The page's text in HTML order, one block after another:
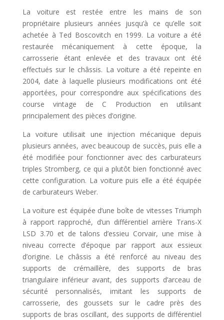
La voiture est restée entre les mains de son
propriétaire plusieurs années jusqu’à ce qu’elle soit
achetée à Ted Boscovitch en 1999. La voiture a été
restaurée mécaniquement à cette époque, la
carrosserie étant enlevée et des travaux ont été
effectués sur le châssis. La voiture a été repeinte en
2004, date à laquelle plusieurs modifications ont été
apportées, pour correspondre aux spécifications des
course vintage de C Production en utilisant
principalement des pièces d’origine.
La voiture utilisait une injection mécanique depuis
plusieurs années, avec beaucoup de succès, puis elle a
été modifiée pour fonctionner avec des carburateurs
triples Stromberg, ce qui a plutôt bien fonctionné avec
cette configuration. La voiture puis elle a été équipée
de carburateurs Weber.
La voiture est équipée d’une boîte de vitesses Triumph
à rapport rapproché, d’un différentiel arrière Trans-X
LSD 3.70 et de talons d’essieu Corvair, une mise à
niveau correcte d’époque par rapport aux essieux
d’origine. Le châssis a été renforcé au niveau des
supports de crémaillère, des supports de bras
triangulaire inférieur avant, des supports d’arceau de
sécurité personnalisés, imitant les supports de
carrosserie, des goussets sur le cadre près des
supports de bras oscillant, des supports de différentiel